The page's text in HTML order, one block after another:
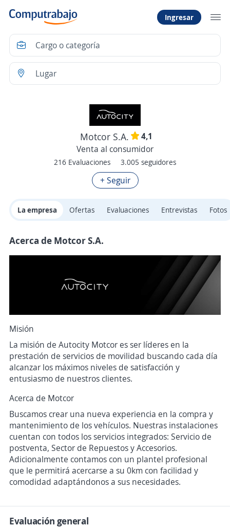
Ingresar
Motcor S.A.
4,1
Venta al consumidor
216 Evaluaciones 3.005 seguidores
+ Seguir
La empresa Ofertas Evaluaciones Entrevistas Fotos
Acerca de Motcor S.A.
Misión
La misión de Autocity Motcor es ser líderes en la
prestación de servicios de movilidad buscando cada día
alcanzar los máximos niveles de satisfacción y
entusiasmo de nuestros clientes.
Acerca de Motcor
Buscamos crear una nueva experiencia en la compra y
mantenimiento de los vehículos. Nuestras instalaciones
cuentan con todos los servicios integrados: Servicio de
postventa, Sector de Repuestos y Accesorios.
Adicionalmente contamos con un plantel profesional
que le permitirá acercarse a su 0km con facilidad y
comodidad adaptándonos a sus necesidades.
Evaluación general